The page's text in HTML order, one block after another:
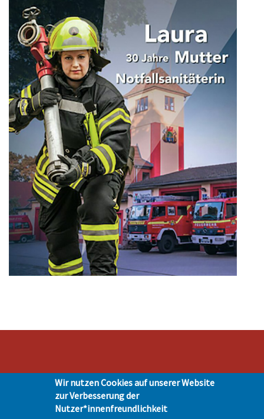
Stadt Hohen Neuendorf • Oranienburger Str. 2 • 16540 Hohen Neuendorf •
Telefon 03303-528-0
Impressum|Presse|Datenschutz | © Hohen-Neuendorf.de, Alle Rechte
vorbehalten - Vervielfältigung nur mit unserer Genehmigung
Wir nutzen Cookies auf unserer Website
zur Verbesserung der
Nutzer*innenfreundlichkeit